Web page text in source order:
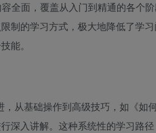
全面，覆盖从入门到精通的各个
制的学习方式，极大地降低了学
能。
从基础操作到高级技巧，如《如
深入讲解。这种系统性的学习路